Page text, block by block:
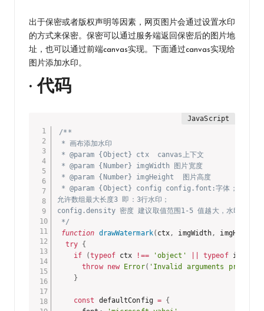
出于保密或者版权声明等因素，网页图片会通过设置水印
的方式来保密。保密可以通过服务端返回保密后的图片地
址，也可以通过前端canvas实现。下面通过canvas实现给
图片添加水印。
· 代码
/**
* 画布添加水印
* @param {Object} ctx  canvas上下文
* @param {Number} imgWidth 图片宽度
* @param {Number} imgHeight  图片高度
* @param {Object} config config.font:字体；
允许数组最大长度3 即：3行水印；
config.density 密度 建议取值范围1-5 值越大，水印越多，
*/
function drawWatermark( ctx, imgWidth, imgHeight
try {
if
(typeof ctx !== 'object' typeof
throw new Error( 'Invalid arguments
}
const defaultConfig = {